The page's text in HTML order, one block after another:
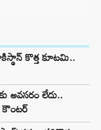
కొత్త కూటమి..
అవసరం లేదు..